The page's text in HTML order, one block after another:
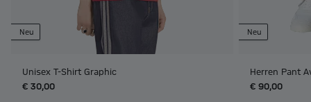
Neu
Unisex T-Shirt Graphic
€ 30,00
Neu
Herren Pant
€ 90,00